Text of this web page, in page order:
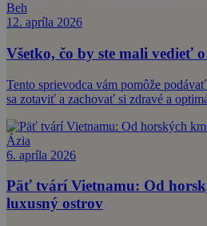
Beh
12. apríla 2026
Všetko, čo by ste mali vedieť
Tento sprievodca vám pomôže
sa zotaviť a zachovať si zdravé a
Ázia
6. apríla 2026
Päť tvárí Vietnamu: Od
luxusný ostrov